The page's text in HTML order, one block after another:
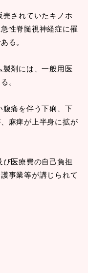
売されていたキノホ
性脊髄視神経症に罹
る。
製剤には、一般用医
。
腹痛を伴う下痢、下
麻痺が上半身に拡が
医療費の自己負担
事業等が講じられて